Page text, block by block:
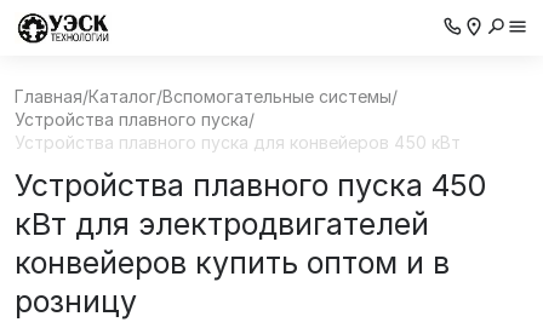
Главная/Каталог/Вспомогательные системы/
Устройства плавного пуска/
Устройства плавного пуска для конвейеров 450 кВт
Устройства плавного пуска 450
кВт для электродвигателей
конвейеров купить оптом и в
розницу